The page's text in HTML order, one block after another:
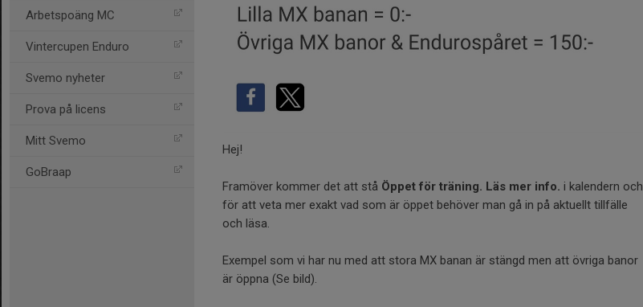
Arbetspoäng MC
Vintercupen Enduro
Svemo nyheter
Prova på licens
Mitt Svemo
GoBraap
Hej!
Framöver kommer det att stå Öppet för träning. Läs mer info. i kalendern och
för att veta mer exakt vad som är öppet behöver man gå in på aktuellt tillfälle
och läsa.
Exempel som vi har nu med att stora MX banan är stängd men att övriga banor
är öppna (Se bild).